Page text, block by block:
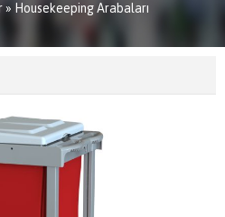
» Housekeeping Arabaları